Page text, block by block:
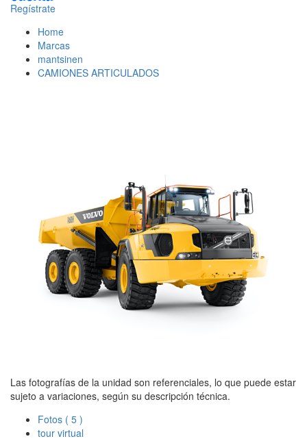
Regístrate
Home
Marcas
mantsinen
CAMIONES ARTICULADOS
Las fotografías de la unidad son referenciales, lo que puede estar
sujeto a variaciones, según su descripción técnica.
Fotos ( 5 )
tour virtual